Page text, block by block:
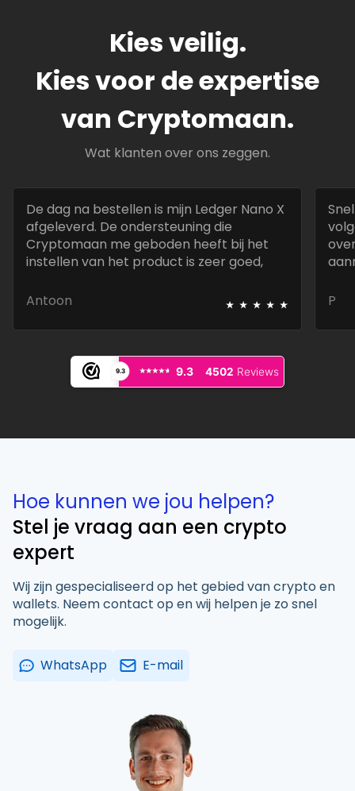
Kies veilig.
Kies voor de expertise
van Cryptomaan.
Wat klanten over ons zeggen.
De dag na bestellen is mijn Ledger Nano X
afgeleverd. De ondersteuning die
Cryptomaan me geboden heeft bij het
instellen van het product is zeer goed,
Antoon
⭑ ⭑ ⭑ ⭑ ⭑
P
9.3 ⭑⭑⭑⭑⭑
⭑⭑⭑⭑⭑ 9.3 4502 Reviews
Hoe kunnen we jou helpen?
Stel je vraag aan een crypto
expert
Wij zijn gespecialiseerd op het gebied van crypto en
wallets. Neem contact op en wij helpen je zo snel
mogelijk.
WhatsApp E-mail